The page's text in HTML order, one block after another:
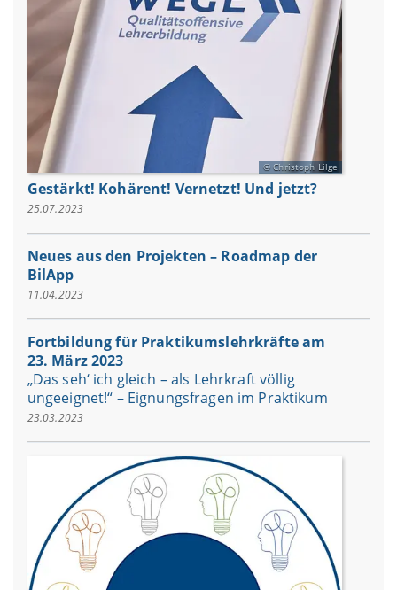
Christoph Lilge
Gestärkt! Kohärent! Vernetzt! Und jetzt?
25.07.2023
Neues aus den Projekten – Roadmap der
BilApp
11.04.2023
Fortbildung für Praktikumslehrkräfte am
23. März 2023
„Das seh‘ ich gleich – als Lehrkraft völlig
ungeeignet!“ – Eignungsfragen im Praktikum
23.03.2023